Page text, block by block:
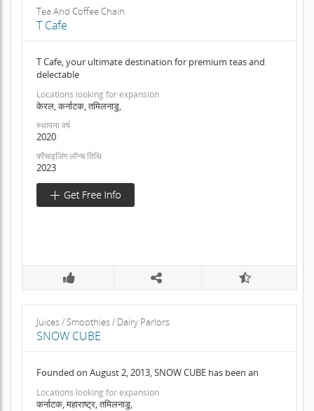
Tea And Coffee Chain
T Cafe
T Cafe, your ultimate destination for premium teas and
delectable
Locations looking for expansion
केरल, कर्नाटक, तमिलनाडु,
स्थापना वर्ष
2020
फ़्रैंचाइजिंग लॉन्च तिथि
2023
Juices / Smoothies / Dairy Parlors
SNOW CUBE
Founded on August 2, 2013, SNOW CUBE has been an
Locations looking for expansion
कर्नाटक, महाराष्ट्र, तमिलनाडु,